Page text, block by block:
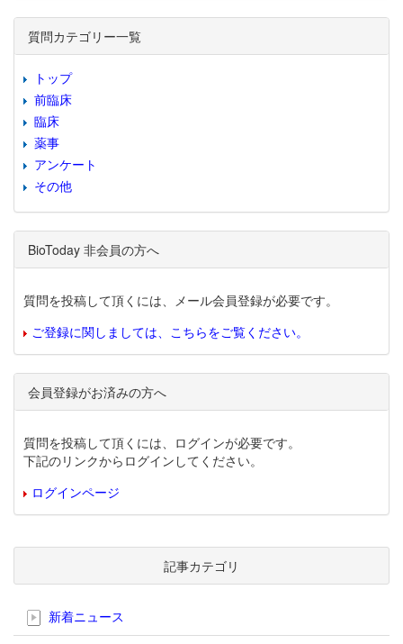
質問カテゴリー一覧
トップ
前臨床
臨床
薬事
アンケート
その他
BioToday 非会員の方へ
質問を投稿して頂くには、メール会員登録が必要です。
ご登録に関しましては、こちらをご覧ください。
会員登録がお済みの方へ
質問を投稿して頂くには、ログインが必要です。
下記のリンクからログインしてください。
ログインページ
記事カテゴリ
新着ニュース